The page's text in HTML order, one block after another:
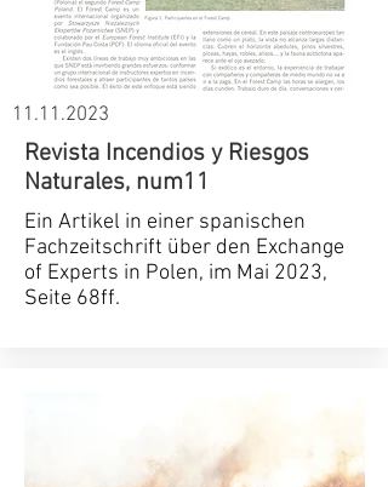
11.11.2023
Revista Incendios y Riesgos
Naturales, num11
Ein Artikel in einer spanischen
Fachzeitschrift über den Exchange
of Experts in Polen, im Mai 2023,
Seite 68ff.